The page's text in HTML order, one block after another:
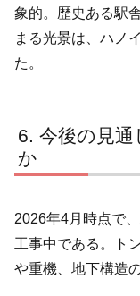
象的。歴史ある駅
まる光景は、ハノ
た。
今後の見通
か
2026年4月時点で
工事中である。ト
や重機、地下構造